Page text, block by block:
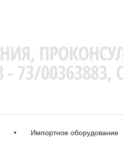
Импортное оборудование •